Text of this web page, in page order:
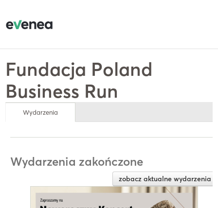
Fundacja Poland
Business Run
Wydarzenia
Wydarzenia zakończone
zobacz aktualne wydarzenia